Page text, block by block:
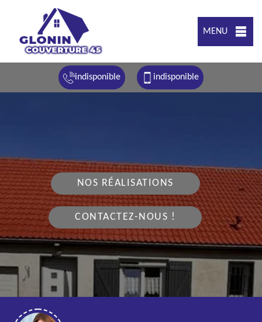
MENU
indisponible indisponible
NOS RÉALISATIONS
CONTACTEZ-NOUS !